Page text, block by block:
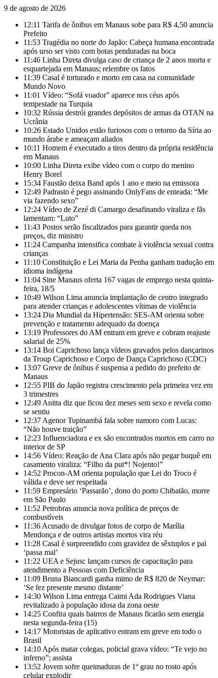
9 de agosto de 2026
12:11 Tarifa de ônibus em Manaus sobe para R$ 4,50 anuncia
Prefeito
11:53 Tragédia no norte do Japão: Cabeça humana encontrada
após urso ser visto com botas penduradas na boca
11:46 Linha Direta divulga caso de criança de 2 anos morta e
esquartejada em Manaus; relembre os fatos
11:39 Casal é torturado e morto em casa na comunidade
Mundo Novo
11:01 Vídeo: “Sofá voador” aparece nos céus após
tempestade na Turquia
10:32 Rússia destrói grandes depósitos de armas da OTAN na
Ucrânia
10:26 Estado Unidos estão furiosos com o retorno da Síria ao
mundo árabe e ameaçam aliados
10:11 Homem é executado a tiros dentro da própria residência
em Manaus
10:00 Linha Direta exibe vídeo com o corpo do menino
Henry Borel
15:34 Faustão deixa Band após 1 ano e meio na emissora
12:49 Padrasto é pego assinando OnlyFans de enteada: “Me
via fazendo sexo”
12:24 Vídeo de Zezé di Camargo desafinando viraliza e fãs
lamentam: “Luto”
11:43 Postos serão fiscalizados para garantir queda nos
preços, diz ministro
11:24 Campanha intensifica combate à violência sexual contra
crianças
11:10 Constituição e Lei Maria da Penha ganham tradução em
idioma indígena
11:04 Sine Manaus oferta 167 vagas de emprego nesta quinta-
feira, 18/5
10:49 Wilson Lima anuncia implantação de centro integrado
para atender crianças e adolescentes vítimas de violência
13:24 Dia Mundial da Hipertensão: SES-AM orienta sobre
prevenção e tratamento adequado da doença
13:19 Professores do AM entram em greve e cobram reajuste
salarial de 25%
13:14 Boi Caprichoso lança vídeos gravados pelos dançarinos
da Troup Caprichoso e Corpo de Dança Caprichoso (CDC)
13:07 Greve de ônibus é suspensa a pedido do prefeito de
Manaus
12:55 PIB do Japão registra crescimento pela primeira vez em
3 trimestres
12:49 Anitta diz que ficou dez meses sem sexo e revela como
se sentiu
12:37 Agenor Tupinambá fala sobre namoro com Lucas:
“Não houve traição”
12:23 Influenciadora e ex são encontrados mortos em carro no
interior de SP
14:56 Vídeo: Reação de Ana Clara após não pegar buquê em
casamento viraliza: “Filho da put*! Nojento!”
14:52 Procon-AM orienta população que Lei do Troco é
válida e deve ser respeitada
11:59 Empresário ‘Passarão’, dono do porto Chibatão, morre
em São Paulo
11:52 Petrobras anuncia nova política de preços de
combustíveis
11:36 Acusado de divulgar fotos de corpo de Marília
Mendonça e de outros artistas mortos vira réu
11:28 Casal é surpreendido com gravidez de sêxtuplos e pai
‘passa mal’
11:22 UEA e Sejusc lançam cursos de capacitação para
atendimento a Pessoas com Deficiência
11:09 Bruna Biancardi ganha mimo de R$ 820 de Neymar:
‘Se fez presente mesmo distante’
14:30 Wilson Lima entrega Caimi Ada Rodrigues Viana
revitalizado à população idosa da zona oeste
14:25 Confira quais bairros de Manaus ficarão sem energia
nesta segunda-feira (15)
14:17 Motoristas de aplicativo entram em greve em todo o
Brasil
14:10 Após matar colegas, policial grava vídeo: “Te vejo no
inferno”; assista
13:52 Jovem sofre queimaduras de 1º grau no rosto após
celular explodir